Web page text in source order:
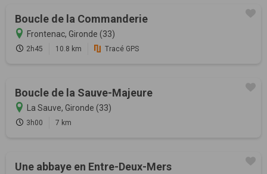
Boucle de la Commanderie
Frontenac, Gironde (33)
2h45 10.8 km Tracé GPS
Boucle de la Sauve-Majeure
La Sauve, Gironde (33)
3h00 7 km
Une abbaye en Entre-Deux-Mers